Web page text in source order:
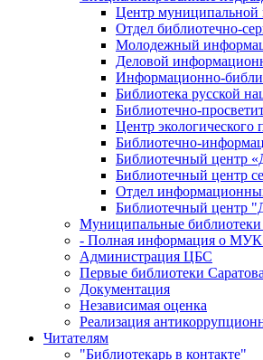
Центр муниципальной
Отдел библиотечно-
Молодежный
Деловой
Информационно-
Библиотека русской
Библиотечно-
Центр
Библиотечно-
Библиотечный центр
Библиотечный центр
Отдел
Библиотечный центр
Муниципальные библиотеки
- Полная информация о МУК
Администрация ЦБС
Первые библиотеки Саратова
Документация
Независимая оценка
Реализация
Читателям
"Библиотекарь в контакте"